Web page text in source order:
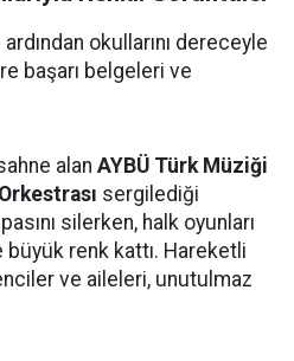
okullarını dereceyle
başarı belgeleri ve
alan AYBÜ Türk Müziği
sergilediği
silerken, halk oyunları
renk kattı. Hareketli
ve aileleri, unutulmaz